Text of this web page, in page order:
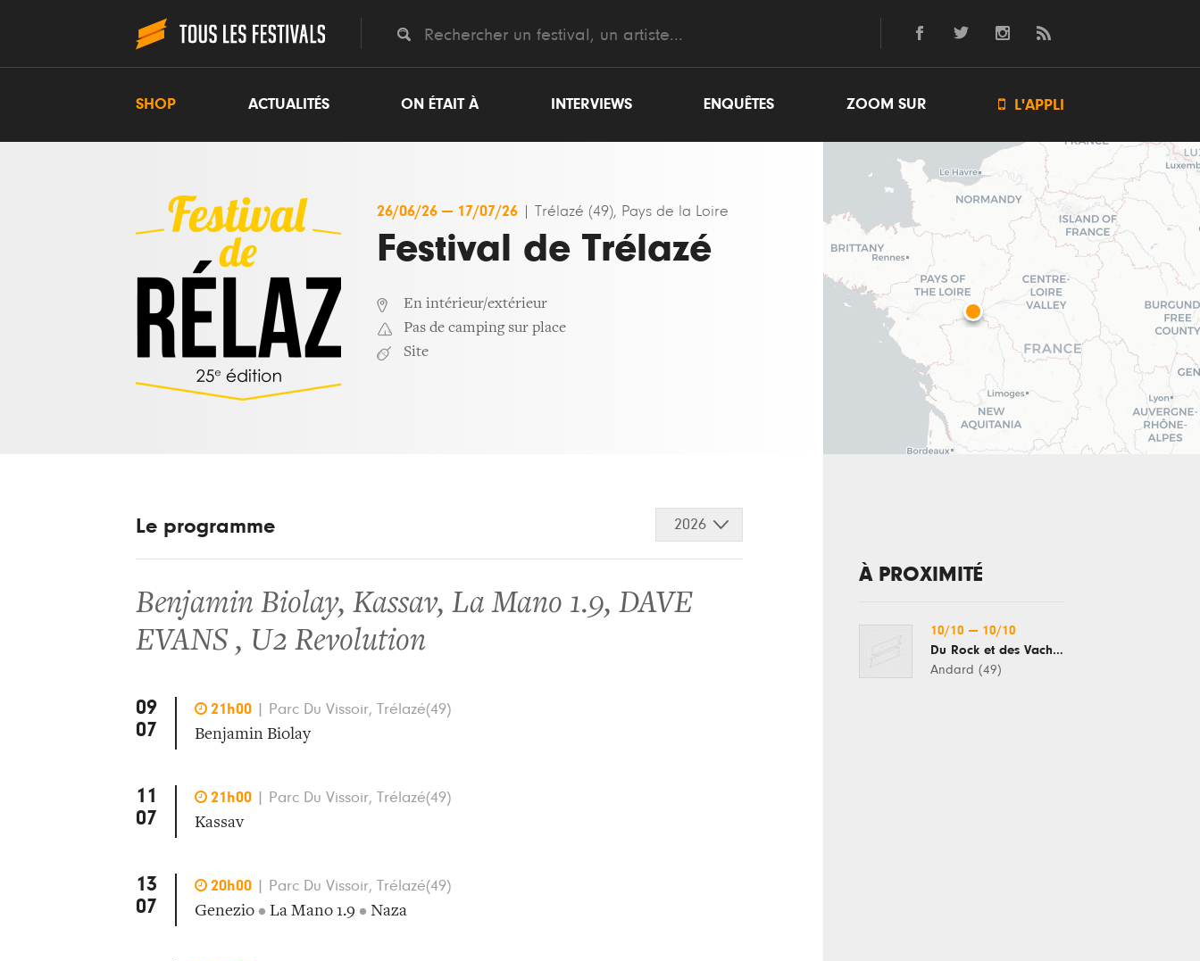
SHOP ACTUALITÉS ON ÉTAIT À INTERVIEWS ENQUÊTES ZOOM SUR  L'APPLI
26/06/26 — 17/07/26 Trélazé (49), Pays de la Loire
Festival de Trélazé
En intérieur/extérieur
Pas de camping sur place
Site
Le programme 2026
Benjamin Biolay, Kassav, La Mano 1.9, DAVE
EVANS , U2 Revolution
09
07
 21h00 Parc Du Vissoir, Trélazé(49)
Benjamin Biolay
11
07
 21h00 Parc Du Vissoir, Trélazé(49)
Kassav
13
07
 20h00 Parc Du Vissoir, Trélazé(49)
Genezio • La Mano 1.9 • Naza
À PROXIMITÉ
10/10 — 10/10
Du Rock et des Vaches
Andard (49)